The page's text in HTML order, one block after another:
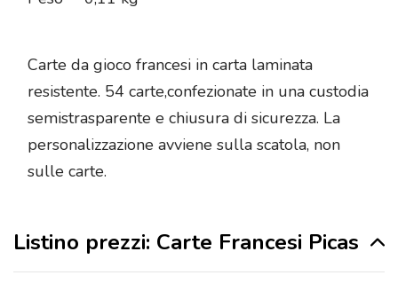
Carte da gioco francesi in carta laminata
resistente. 54 carte,confezionate in una custodia
semistrasparente e chiusura di sicurezza. La
personalizzazione avviene sulla scatola, non
sulle carte.
Listino prezzi: Carte Francesi Picas